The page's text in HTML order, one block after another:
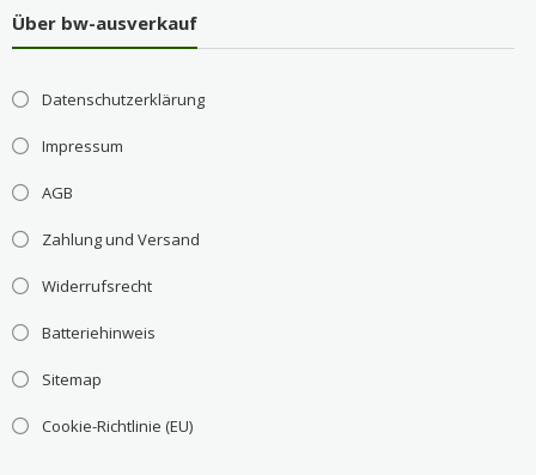
Über bw-ausverkauf
Datenschutzerklärung
Impressum
AGB
Zahlung und Versand
Widerrufsrecht
Batteriehinweis
Sitemap
Cookie-Richtlinie (EU)